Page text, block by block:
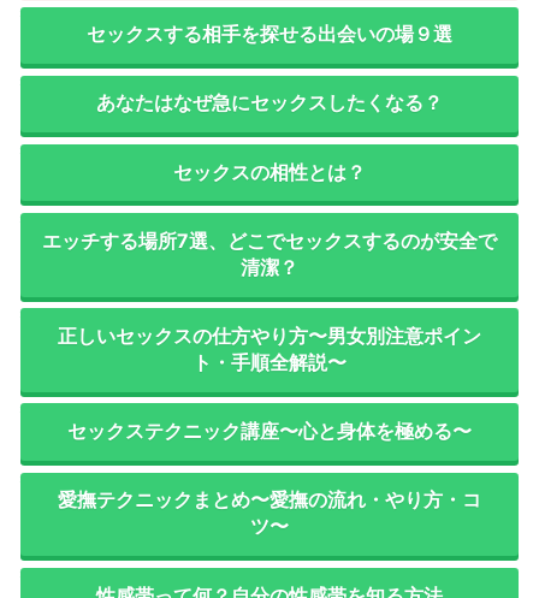
セックスする相手を探せる出会いの場９選
あなたはなぜ急にセックスしたくなる？
セックスの相性とは？
エッチする場所7選、どこでセックスするのが安全で
清潔？
正しいセックスの仕方やり方〜男女別注意ポイン
ト・手順全解説〜
セックステクニック講座〜心と身体を極める〜
愛撫テクニックまとめ〜愛撫の流れ・やり方・コ
ツ〜